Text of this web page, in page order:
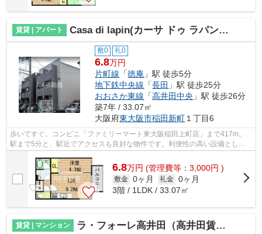
賃貸 | アパート Casa di lapin(カーサ ドゥ ラパン）(徳庵賃貸）
敷0 礼0
6.8万円
片町線 「徳庵 」駅 徒歩5分
地下鉄中央線 「長田 」駅 徒歩25分
おおさか東線 「高井田中央 」駅 徒歩26分
築7年 / 33.07㎡
大阪府東大阪市稲田新町 １丁目6
歩いてすぐ。コンビニ「ファミリーマート東大阪稲田上町店」まで417m。
駅まで5分と、駅近でアクセスも良好な物件です。利便性の高い設備として
注目されているのが敷地内ごみ置き場です...
6.8万円 (管理費等：3,000円 )
敷金 0ヶ月 礼金 0ヶ月
3階 / 1LDK / 33.07㎡
賃貸 | マンション ラ・フォーレ高井田（高井田賃貸）